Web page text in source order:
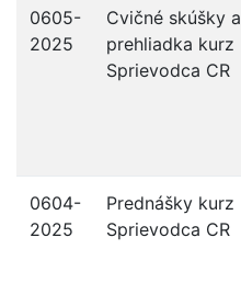
0605-
2025
Cvičné skúšky a
prehliadka kurz
Sprievodca CR
0604-
2025
Prednášky kurz
Sprievodca CR